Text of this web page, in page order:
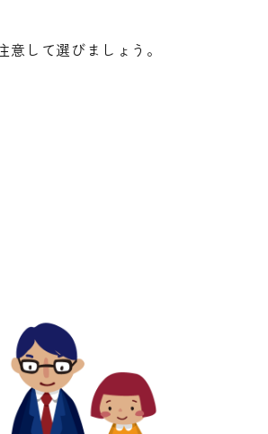
して選びましょう。